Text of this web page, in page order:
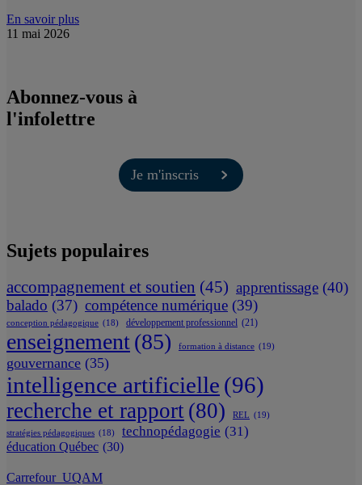
En savoir plus
11 mai 2026
Abonnez-vous à
l'infolettre
Je m'inscris
Sujets populaires
accompagnement et soutien (45) apprentissage (40)
balado (37) compétence numérique (39)
conception pédagogique (18) développement professionnel (21)
enseignement(85) formation à distance (19)
gouvernance (35)
intelligence artificielle (96)
recherche et rapport (80) REL (19)
stratégies pédagogiques (18) technopédagogie (31)
éducation Québec (30)
Carrefour_UQAM